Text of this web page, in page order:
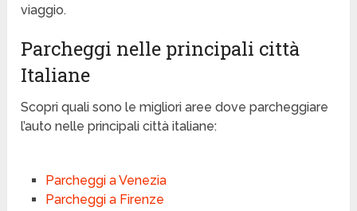
viaggio.
Parcheggi nelle principali città
Italiane
Scopri quali sono le migliori aree dove parcheggiare
l’auto nelle principali città italiane:
Parcheggi a Venezia
Parcheggi a Firenze